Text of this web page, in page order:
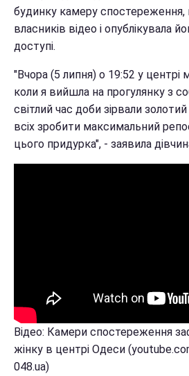
будинку камеру спостереження,
власників відео і опублікувала
доступі.
"Вчора (5 липня) о 19:52 у центрі
коли я вийшла на прогулянку з
світлий час доби зірвали
всіх зробити максимальний
цього придурка", - заявила
Відео: Камери спостереження
жінку в центрі Одеси
048.ua)